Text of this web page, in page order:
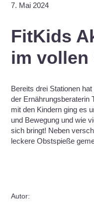
7. Mai 2024
FitKids
im vollen
Bereits drei Stationen
der Ernährungsberaterin
mit den Kindern ging es
und Bewegung und wie
sich bringt! Neben
leckere Obstspieße
Autor: